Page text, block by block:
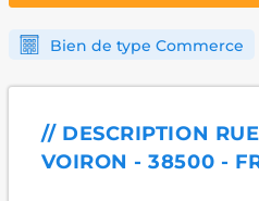
Bien de type Commerce
// DESCRIPTION
VOIRON - 38500 -